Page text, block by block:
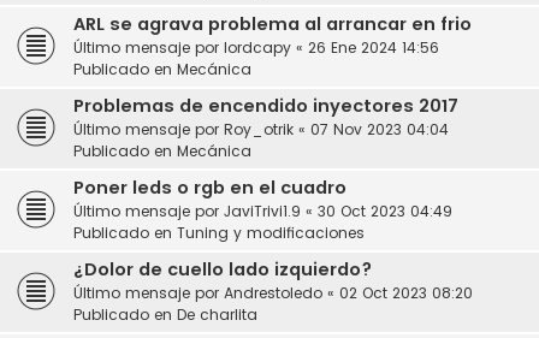
ARL se agrava problema al arrancar en frio
Último mensaje por lordcapy « 26 Ene 2024 14:56
Publicado en Mecánica
Problemas de encendido inyectores 2017
Último mensaje por Roy_otrik « 07 Nov 2023 04:04
Publicado en Mecánica
Poner leds o rgb en el cuadro
Último mensaje por JaviTrivi1.9 « 30 Oct 2023 04:49
Publicado en Tuning y modificaciones
¿Dolor de cuello lado izquierdo?
Último mensaje por Andrestoledo « 02 Oct 2023 08:20
Publicado en De charlita